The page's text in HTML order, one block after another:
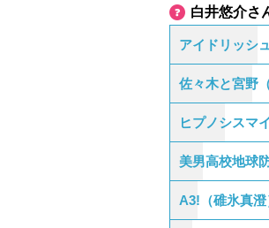
白井悠介さ
アイドリッシ
佐々木と宮野
ヒプノシスマ
美男高校地球
A3!（碓氷真澄